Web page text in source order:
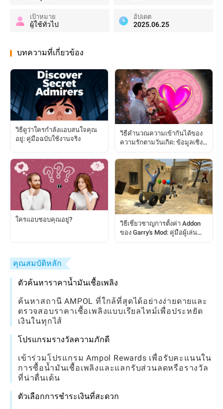
เป้าหมาย
ผู้ใช้ทั่วไป
อัปเดต
2025.06.25
บทความที่เกี่ยวข้อง
วิธีดูว่าใครกำลังแอบสนใจคุณ
อยู่: คู่มือฉบับใช้งานจริง
วิธีคำนวณความเข้ากันได้ของ
ความรักตามวันเกิด: ข้อมูลเชิง
ใครแอบชอบคุณอยู่?
วิธีเชี่ยวชาญการตั้งค่า Addon
ของ Garry's Mod: คู่มือผู้เล่น
คุณสมบัติหลัก
ตัวค้นหาราคาน้ำมันเชื้อเพลิง
ค้นหาสถานี AMPOL ที่ใกล้ที่สุดได้อย่างง่ายดายและ
ตรวจสอบราคาเชื้อเพลิงแบบเรียลไทม์เพื่อประหยัด
เงินในทุกไส้
โปรแกรมรางวัลความภักดี
เข้าร่วมโปรแกรม Ampol Rewards เพื่อรับคะแนนใน
การซื้อน้ำมันเชื้อเพลิงและแลกรับส่วนลดหรือรางวัล
ที่น่าตื่นเต้น
ตัวเลือกการชำระเงินที่สะดวก